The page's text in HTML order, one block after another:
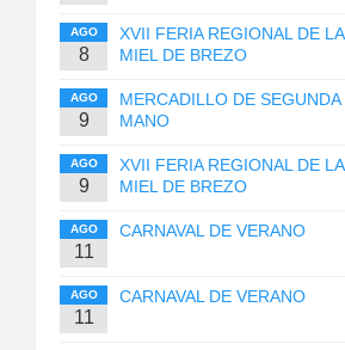
AGO
8
XVII FERIA REGIONAL DE LA
MIEL DE BREZO
AGO
9
MERCADILLO DE SEGUNDA
MANO
AGO
9
XVII FERIA REGIONAL DE LA
MIEL DE BREZO
AGO
11
CARNAVAL DE VERANO
AGO
11
CARNAVAL DE VERANO